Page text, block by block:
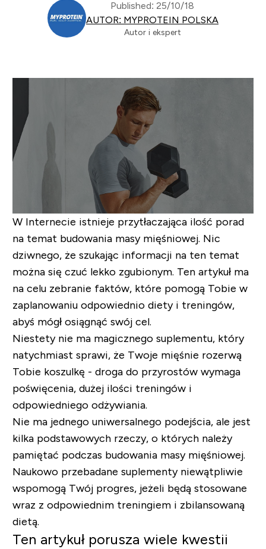
Published: 25/10/18
AUTOR: MYPROTEIN POLSKA
Autor i ekspert
W Internecie istnieje przytłaczająca ilość porad
na temat budowania masy mięśniowej. Nic
dziwnego, że szukając informacji na ten temat
można się czuć lekko zgubionym. Ten artykuł ma
na celu zebranie faktów, które pomogą Tobie w
zaplanowaniu odpowiednio diety i treningów,
abyś mógł osiągnąć swój cel.
Niestety nie ma magicznego suplementu, który
natychmiast sprawi, że Twoje mięśnie rozerwą
Tobie koszulkę - droga do przyrostów wymaga
poświęcenia, dużej ilości treningów i
odpowiedniego odżywiania.
Nie ma jednego uniwersalnego podejścia, ale jest
kilka podstawowych rzeczy, o których należy
pamiętać podczas budowania masy mięśniowej.
Naukowo przebadane suplementy niewątpliwie
wspomogą Twój progres, jeżeli będą stosowane
wraz z odpowiednim treningiem i zbilansowaną
dietą.
Ten artykuł porusza wiele kwestii